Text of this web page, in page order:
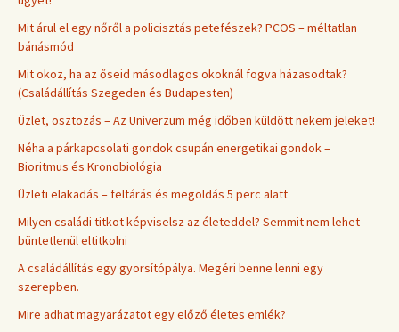
Mit árul el egy nőről a policisztás petefészek? PCOS – méltatlan
bánásmód
Mit okoz, ha az őseid másodlagos okoknál fogva házasodtak?
(Családállítás Szegeden és Budapesten)
Üzlet, osztozás – Az Univerzum még időben küldött nekem jeleket!
Néha a párkapcsolati gondok csupán energetikai gondok –
Bioritmus és Kronobiológia
Üzleti elakadás – feltárás és megoldás 5 perc alatt
Milyen családi titkot képviselsz az életeddel? Semmit nem lehet
büntetlenül eltitkolni
A családállítás egy gyorsítópálya. Megéri benne lenni egy
szerepben.
Mire adhat magyarázatot egy előző életes emlék?